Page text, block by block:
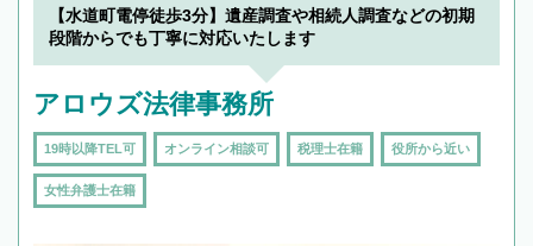
【水道町電停徒歩3分】遺産調査や相続人調査などの初期
段階からでも丁寧に対応いたします
アロウズ法律事務所
19時以降TEL可 オンライン相談可 税理士在籍 役所から近い
女性弁護士在籍